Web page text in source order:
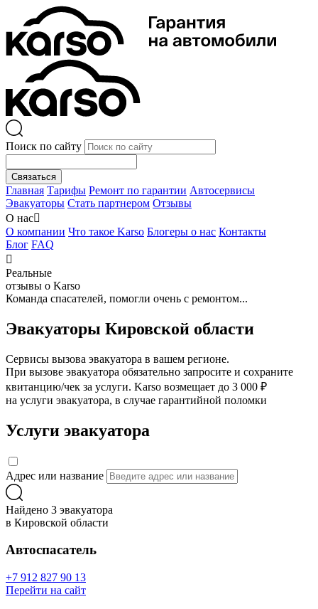
Поиск по сайту
Связаться
Главная Тарифы Ремонт по гарантии Автосервисы
Эвакуаторы Стать партнером Отзывы
О нас
О компании Что такое Karso Блогеры о нас Контакты
Блог FAQ

Реальные
отзывы о Karso
Команда спасателей, помогли очень с ремонтом...
Эвакуаторы Кировской области
Сервисы вызова эвакуатора в вашем регионе.
При вызове эвакуатора обязательно запросите и сохраните
квитанцию/чек за услуги. Karso возмещает до 3 000 ₽
на услуги эвакуатора, в случае гарантийной поломки
Услуги эвакуатора
Адрес или название
Найдено 3 эвакуатора
в Кировской области
Автоспасатель
+7 912 827 90 13
Перейти на сайт